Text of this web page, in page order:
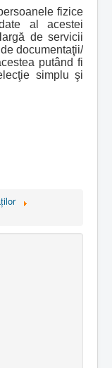
fizice
al acestei
de servicii
documentaţii/
putând fi
simplu şi